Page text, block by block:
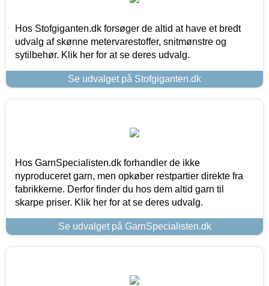
Hos Stofgiganten.dk forsøger de altid at have et bredt
udvalg af skønne metervarestoffer, snitmønstre og
sytilbehør. Klik her for at se deres udvalg.
Se udvalget på Stofgiganten.dk
Hos GarnSpecialisten.dk forhandler de ikke
nyproduceret garn, men opkøber restpartier direkte fra
fabrikkerne. Derfor finder du hos dem altid garn til
skarpe priser. Klik her for at se deres udvalg.
Se udvalget på GarnSpecialisten.dk